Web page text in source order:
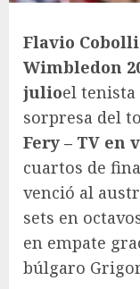
Flavio
Wimbledon
julioel tenista
sorpresa del
Fery – TV en
cuartos de
venció al
sets en
en empate
búlgaro